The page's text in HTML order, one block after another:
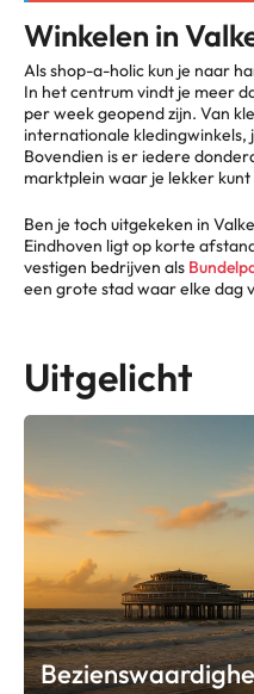
Winkelen in
Als shop-a-holic kun je naar
In het centrum vindt je meer
per week geopend zijn. Van
internationale kledingwinkels,
Bovendien is er iedere
marktplein waar je lekker
Ben je toch uitgekeken in
Eindhoven ligt op korte
vestigen bedrijven als
een grote stad waar elke dag
Uitgelicht